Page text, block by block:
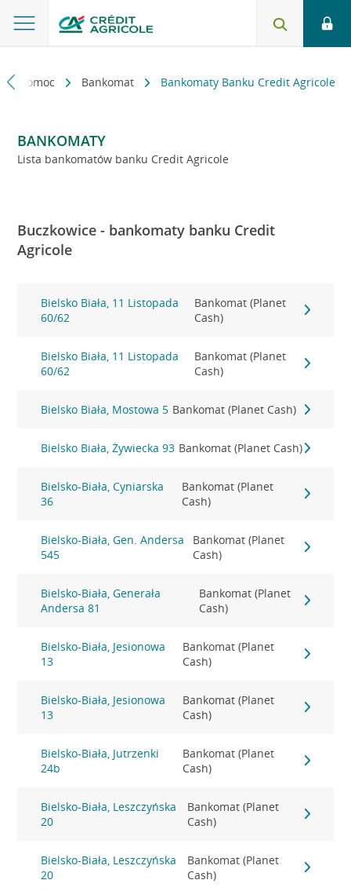
i pomoc Bankomat Bankomaty Banku Credit Agricole
BANKOMATY
Lista bankomatów banku Credit Agricole
Buczkowice - bankomaty banku Credit
Agricole
Bielsko Biała, 11 Listopada
60/62
Bankomat (Planet
Cash)
Bielsko Biała, 11 Listopada
60/62
Bankomat (Planet
Cash)
Bielsko Biała, Mostowa 5 Bankomat (Planet Cash)
Bielsko Biała, Żywiecka 93 Bankomat (Planet Cash)
Bielsko-Biała, Cyniarska
36
Bankomat (Planet
Cash)
Bielsko-Biała, Gen. Andersa
545
Bankomat (Planet
Cash)
Bielsko-Biała, Generała
Andersa 81
Bankomat (Planet
Cash)
Bielsko-Biała, Jesionowa
13
Bankomat (Planet
Cash)
Bielsko-Biała, Jesionowa
13
Bankomat (Planet
Cash)
Bielsko-Biała, Jutrzenki
24b
Bankomat (Planet
Cash)
Bielsko-Biała, Leszczyńska
20
Bankomat (Planet
Cash)
Bielsko-Biała, Leszczyńska
20
Bankomat (Planet
Cash)